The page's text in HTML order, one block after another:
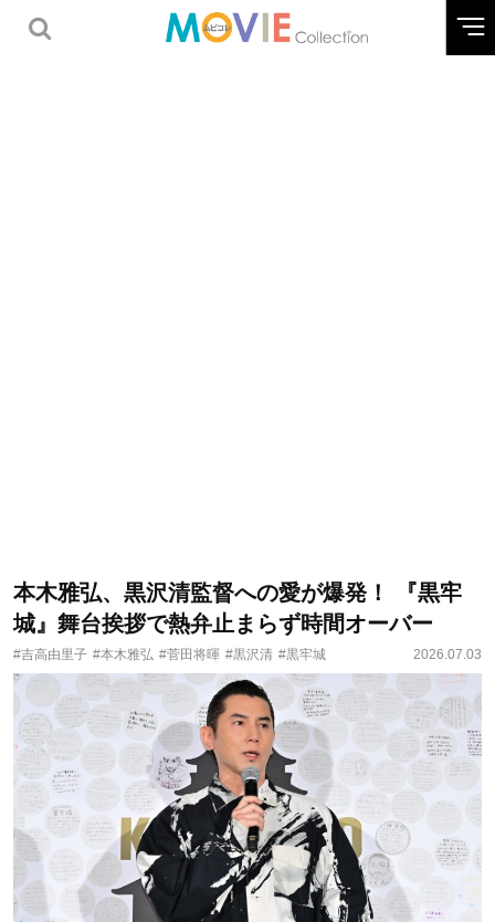
本木雅弘、黒沢清監督への愛が爆発！ 『黒牢
城』舞台挨拶で熱弁止まらず時間オーバー
#吉高由里子 #本木雅弘 #菅田将暉 #黒沢清 #黒牢城 2026.07.03